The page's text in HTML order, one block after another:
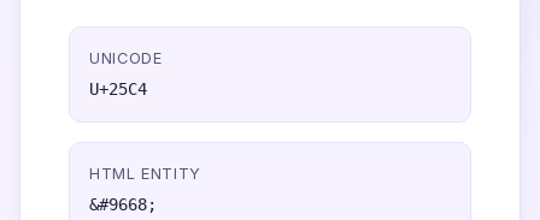
UNICODE
U+25C4
HTML ENTITY
&#9668;